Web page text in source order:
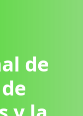
de